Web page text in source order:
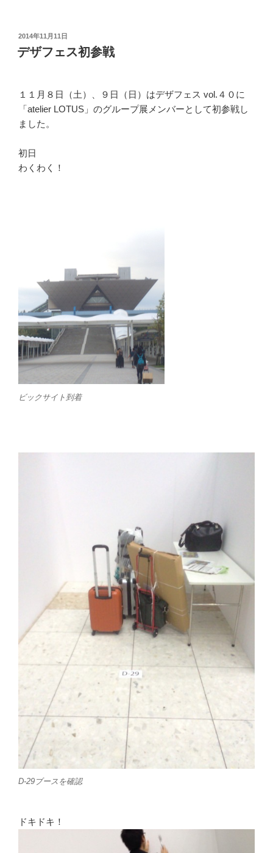
投
稿
日:
2014年11月11日
デザフェス初参戦
１１月８日（土）、９日（日）はデザフェス vol.４０に
「atelier LOTUS 」のグループ展メンバーとして初参戦し
ました。
初日
わくわく！
ビックサイト到着
D-29ブースを確認
ドキドキ！